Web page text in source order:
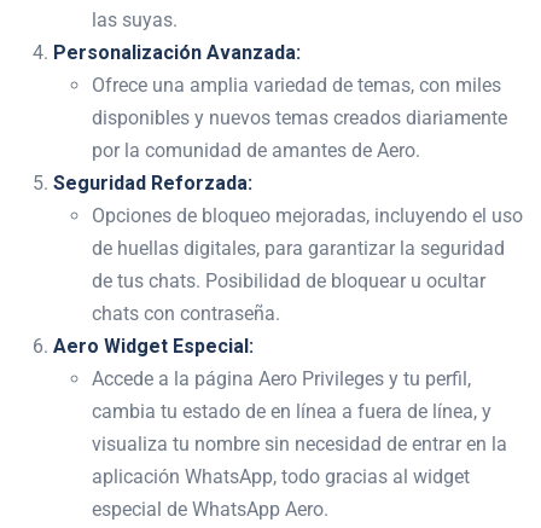
las suyas.
Personalización Avanzada:
Ofrece una amplia variedad de temas, con miles
disponibles y nuevos temas creados diariamente
por la comunidad de amantes de Aero.
Seguridad Reforzada:
Opciones de bloqueo mejoradas, incluyendo el uso
de huellas digitales, para garantizar la seguridad
de tus chats. Posibilidad de bloquear u ocultar
chats con contraseña.
Aero Widget Especial:
Accede a la página Aero Privileges y tu perfil,
cambia tu estado de en línea a fuera de línea, y
visualiza tu nombre sin necesidad de entrar en la
aplicación WhatsApp, todo gracias al widget
especial de WhatsApp Aero.